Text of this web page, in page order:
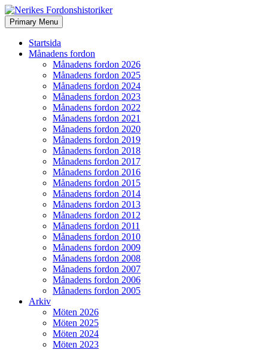
Nerikes Fordonshistoriker
Search
Primary Menu Skip
to
Startsida
Månadens fordon
Månadens fordon 2026
Månadens fordon 2025
Månadens fordon 2024
Månadens fordon 2023
Månadens fordon 2022
Månadens fordon 2021
Månadens fordon 2020
Månadens fordon 2019
Månadens fordon 2018
Månadens fordon 2017
Månadens fordon 2016
Månadens fordon 2015
Månadens fordon 2014
Månadens fordon 2013
Månadens fordon 2012
Månadens fordon 2011
Månadens fordon 2010
Månadens fordon 2009
Månadens fordon 2008
Månadens fordon 2007
Månadens fordon 2006
Månadens fordon 2005
Arkiv
Möten 2026
Möten 2025
Möten 2024
Möten 2023